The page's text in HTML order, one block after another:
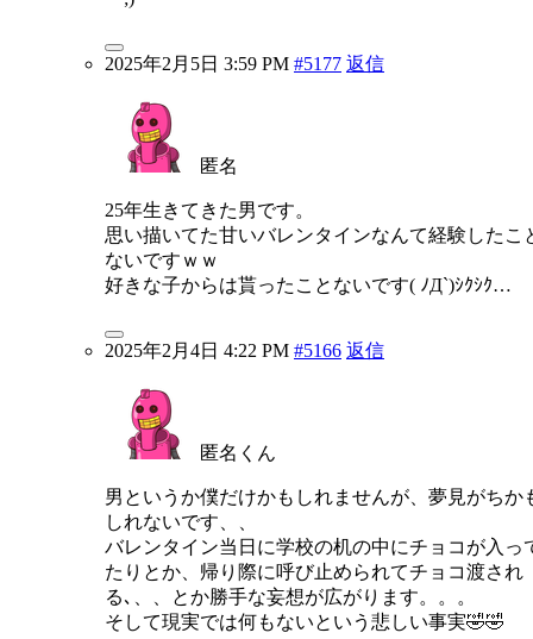
2025年2月5日 3:59 PM #5177 返信
匿名
25年生きてきた男です。
思い描いてた甘いバレンタインなんて経験したこ
ないですｗｗ
好きな子からは貰ったことないです( ﾉД`)ｼｸｼｸ…
2025年2月4日 4:22 PM #5166 返信
匿名くん
男というか僕だけかもしれませんが、夢見がちか
しれないです、、
バレンタイン当日に学校の机の中にチョコが入っ
たりとか、帰り際に呼び止められてチョコ渡され
る､、、とか勝手な妄想が広がります。。。
そして現実では何もないという悲しい事実🤣🤣